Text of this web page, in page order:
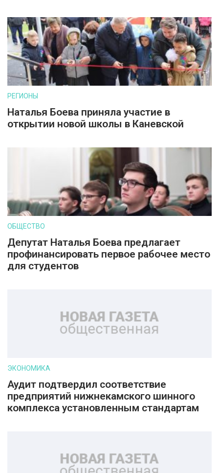
РЕГИОНЫ
Наталья Боева приняла участие в
открытии новой школы в Каневской
ОБЩЕСТВО
Депутат Наталья Боева предлагает
профинансировать первое рабочее место
для студентов
ЭКОНОМИКА
Аудит подтвердил соответствие
предприятий нижнекамского шинного
комплекса установленным стандартам